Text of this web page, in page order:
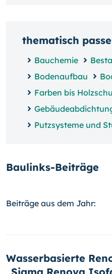
thematisch
Bauchemie
Bodenaufbau
Farben bis
Putzsysteme und
Baulinks-Beiträge
Beiträge aus dem Jahr:
Wasserbasierte